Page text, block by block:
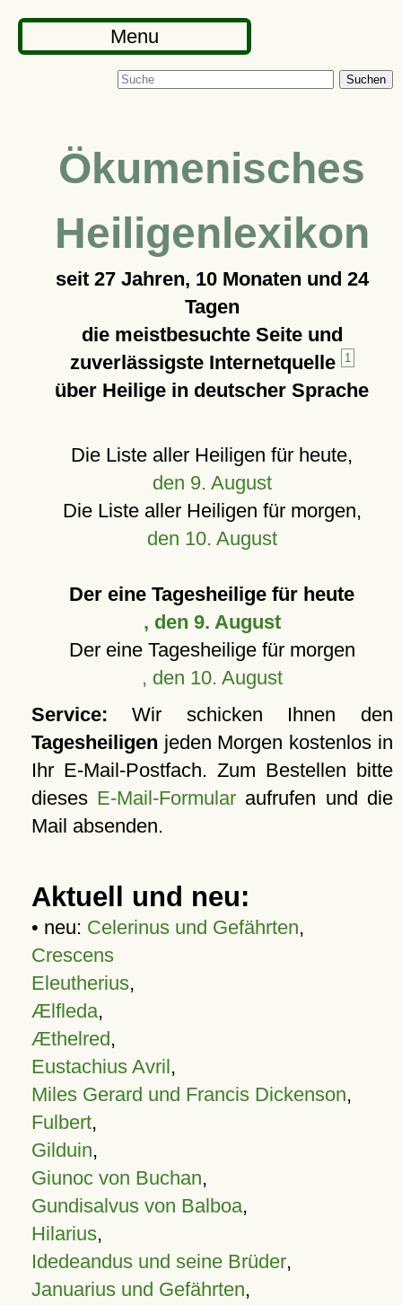
Menu
Suchen
Ökumenisches
Heiligenlexikon
seit 27 Jahren, 10 Monaten und 24
Tagen
die meistbesuchte Seite und
zuverlässigste Internetquelle
1
über Heilige in deutscher Sprache
Die Liste aller Heiligen für heute,
den 9. August
Die Liste aller Heiligen für morgen,
den 10. August
Der eine Tagesheilige für heute
, den 9. August
Der eine Tagesheilige für morgen
, den 10. August
Service: Wir schicken Ihnen den
Tagesheiligen jeden Morgen kostenlos in
Ihr E-Mail-Postfach. Zum Bestellen bitte
dieses E-Mail-Formular aufrufen und die
Mail absenden.
Aktuell und neu:
• neu: Celerinus und Gefährten,
Crescens
Eleutherius,
Ælfleda,
Æthelred,
Eustachius Avril,
Miles Gerard und Francis Dickenson,
Fulbert,
Gilduin,
Giunoc von Buchan,
Gundisalvus von Balboa,
Hilarius,
Idedeandus und seine Brüder,
Januarius und Gefährten,